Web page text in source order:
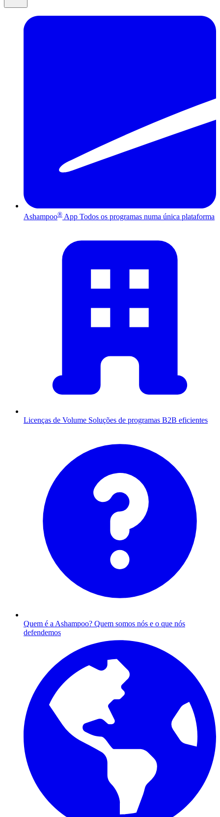
Ashampoo® App Todos os programas numa única plataforma
Licenças de Volume Soluções de programas B2B eficientes
Quem é a Ashampoo? Quem somos nós e o que nós
defendemos